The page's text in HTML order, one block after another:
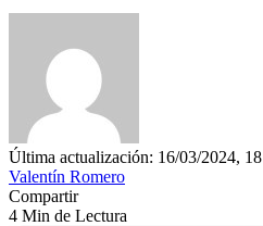
Última actualización: 16/03/2024, 18
Valentín Romero
Compartir
4 Min de Lectura